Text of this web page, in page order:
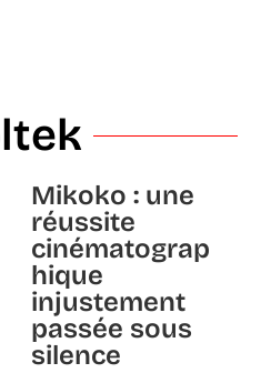
Mikoko : une
réussite
cinématograp
hique
injustement
passée sous
silence